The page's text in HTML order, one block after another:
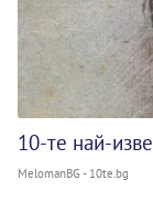
10-те най-
MelomanBG - 10te.bg